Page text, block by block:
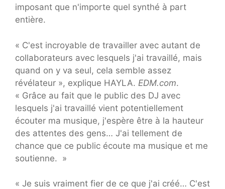
imposant que n'importe quel synthé à part
entière.
« C'est incroyable de travailler avec autant de
collaborateurs avec lesquels j'ai travaillé, mais
quand on y va seul, cela semble assez
révélateur », explique HAYLA. EDM.com.
« Grâce au fait que le public des DJ avec
lesquels j'ai travaillé vient potentiellement
écouter ma musique, j'espère être à la hauteur
des attentes des gens… J'ai tellement de
chance que ce public écoute ma musique et me
soutienne. »
« Je suis vraiment fier de ce que j'ai créé… C'est